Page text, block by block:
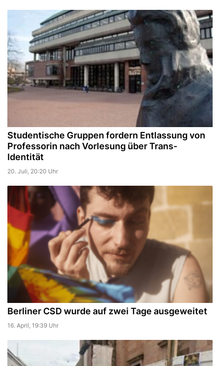
Studentische Gruppen fordern Entlassung von
Professorin nach Vorlesung über Trans-
Identität
20. Juli, 20:20 Uhr
Berliner CSD wurde auf zwei Tage ausgeweitet
16. April, 19:39 Uhr